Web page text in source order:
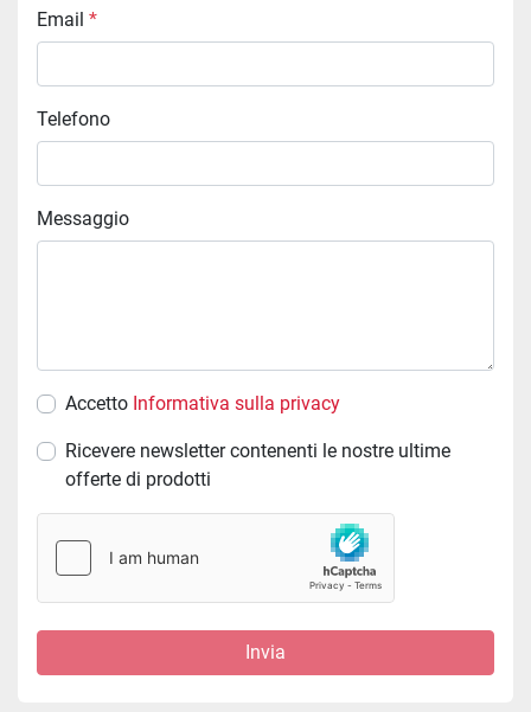
Email *
Telefono
Messaggio
Accetto Informativa sulla privacy
Ricevere newsletter contenenti le nostre ultime
offerte di prodotti
Invia